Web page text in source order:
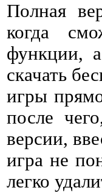
Полная
когда
функции,
скачать
игры
после
версии,
игра не
легко